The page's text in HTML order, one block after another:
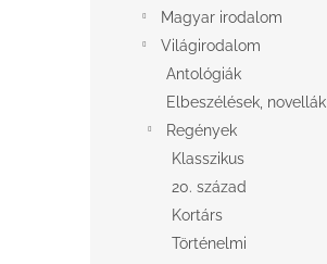
Magyar irodalom
Világirodalom
Antológiák
Elbeszélések, novellák
Regények
Klasszikus
20. század
Kortárs
Történelmi